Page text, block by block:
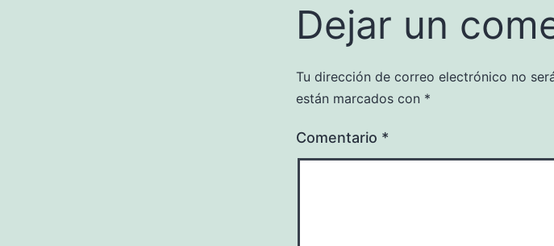
Dejar un
Tu dirección de correo electrónico no
están marcados con *
Comentario *